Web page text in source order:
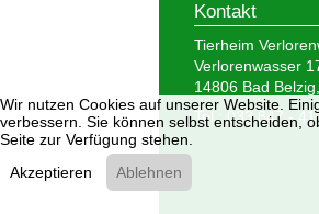
Kontakt
Tierheim
Verlorenwasser
14806 Bad
Tel.: 033 847 -
Wir nutzen Cookies auf unserer Website.
verbessern. Sie können selbst entscheiden,
Seite zur Verfügung stehen.
Akzeptieren
Ablehnen